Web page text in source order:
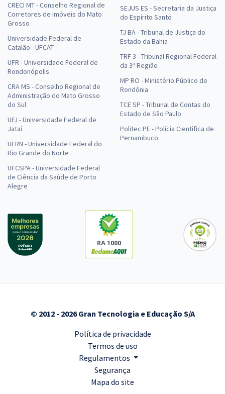
CRECI MT - Conselho Regional de
Corretores de Imóveis do Mato
Grosso
Universidade Federal de
Catalão - UFCAT
UFR - Universidade Federal de
Rondonópolis
CRA MS - Conselho Regional de
Administração do Mato Grosso
do Sul
UFJ - Universidade Federal de
Jataí
UFRN - Universidade Federal do
Rio Grande do Norte
UFCSPA - Universidade Federal
de Ciência da Saúde de Porto
Alegre
SEJUS ES - Secretaria da Justiça
do Espírito Santo
TJ BA - Tribunal de Justiça do
Estado da Bahia
TRF 3 - Tribunal Regional Federal
da 3ª Região
MP RO - Ministério Público de
Rondônia
TCE SP - Tribunal de Contas do
Estado de São Paulo
Politec PE - Polícia Científica de
Pernambuco
RA 1000
© 2012 - 2026 Gran Tecnologia e Educação S/A
Política de privacidade
Termos de uso
Regulamentos
Segurança
Mapa do site